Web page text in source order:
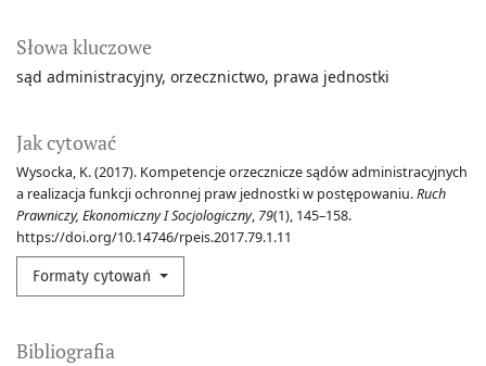
Słowa kluczowe
sąd administracyjny orzecznictwo prawa jednostki
Jak cytować
Wysocka, K. (2017). Kompetencje orzecznicze sądów administracyjnych
a realizacja funkcji ochronnej praw jednostki w postępowaniu.Ruch
Prawniczy, Ekonomiczny I Socjologiczny, 79(1), 145–158.
https://doi.org/10.14746/rpeis.2017.79.1.11
Formaty cytowań
Bibliografia